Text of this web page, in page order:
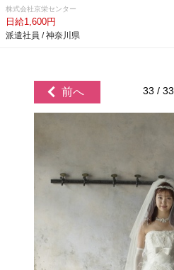
株式会社京栄センター
日給1,600円
派遣社員 / 神奈川県
前へ 33 / 33